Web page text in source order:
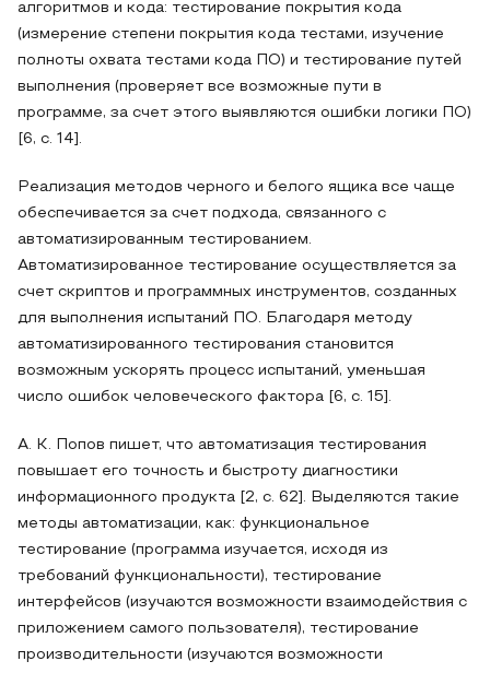
алгоритмов и кода: тестирование покрытия кода
(измерение степени покрытия кода тестами, изучение
полноты охвата тестами кода ПО) и тестирование путей
выполнения (проверяет все возможные пути в
программе, за счет этого выявляются ошибки логики ПО)
[6, с. 14].
Реализация методов черного и белого ящика все чаще
обеспечивается за счет подхода, связанного с
автоматизированным тестированием.
Автоматизированное тестирование осуществляется за
счет скриптов и программных инструментов, созданных
для выполнения испытаний ПО. Благодаря методу
автоматизированного тестирования становится
возможным ускорять процесс испытаний, уменьшая
число ошибок человеческого фактора [6, с. 15].
А. К. Попов пишет, что автоматизация тестирования
повышает его точность и быстроту диагностики
информационного продукта [2, с. 62]. Выделяются такие
методы автоматизации, как: функциональное
тестирование (программа изучается, исходя из
требований функциональности), тестирование
интерфейсов (изучаются возможности взаимодействия с
приложением самого пользователя), тестирование
производительности (изучаются возможности